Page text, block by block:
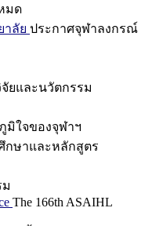
มด
าลัย ประกาศจุฬาลงกรณ์
จัยและนวัตกรรม
มิใจของจุฬาฯ
กษาและหลักสูตร
The 166th ASAIHL